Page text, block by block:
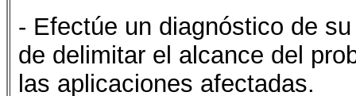
- Efectúe un diagnóstico de
de delimitar el alcance del
las aplicaciones afectadas.